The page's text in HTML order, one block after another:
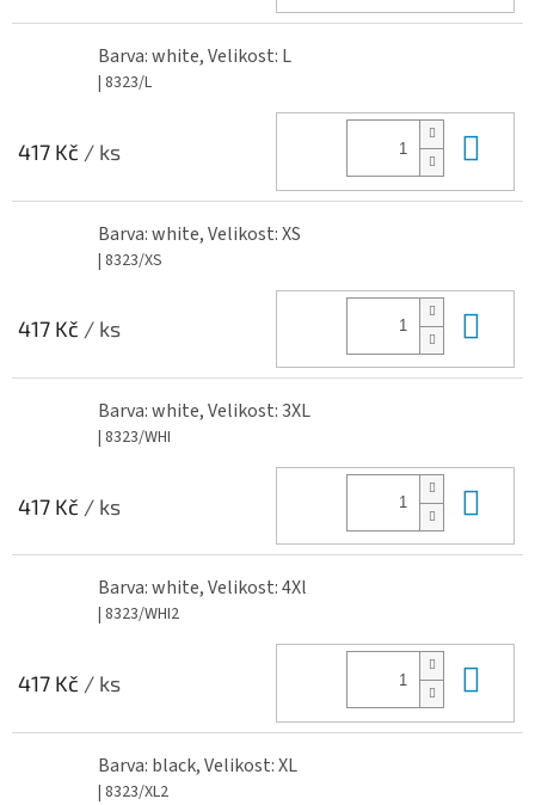
Barva: white, Velikost: L
| 8323/L
417 Kč / ks
Barva: white, Velikost: XS
| 8323/XS
417 Kč / ks
Barva: white, Velikost: 3XL
| 8323/WHI
417 Kč / ks
Barva: white, Velikost: 4Xl
| 8323/WHI2
417 Kč / ks
Barva: black, Velikost: XL
| 8323/XL2